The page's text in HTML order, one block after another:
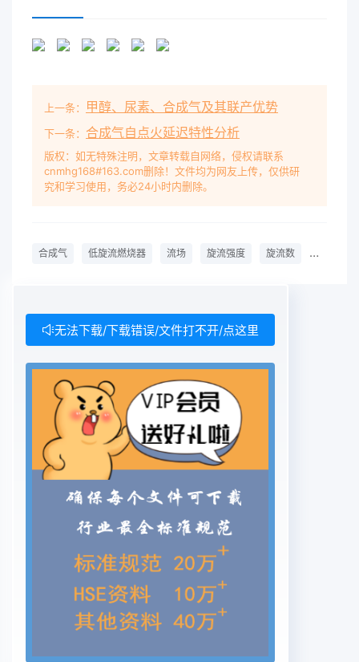
随中心射流速度的增大,径向速度成正比增大,湍动能
Burner and Analysis on the Flow PatternYIN
Hang, ZHONG Shi-li, DAI Ren, CHEN Yong-chen(
School of Energy and Powering Engineering,
University of Shanghai for Science
andTechnology, Shanghai 200093,
state flow fields at differ-ent loads were
field was compared and analyzed. Results show
that when the central recirculation zone
appears, theritical swirl number has nothing to
do with the central jet velocity, and the
demarcation between high andlow swirl flow is
s=0. 7. The axial velocity, radial velocity and
turbulent kinetic energy are all symmetrical
about the burner center axis. The dimensionless
axial velocity profile along the central axis has
nothingto do with the central jet velocity(load),
and downstream the burner outlet there is a low
speed area whichis helpful to sufficient
combustion. With the rise of central jet velocity,
the radial velocity increases pro-portionally,
while the turbulent kinetic energy increases
significantlKey words: syngas; burner with low
swirling intensity; flow field; swirling intensity
上一条： 甲醇、尿素、合成气及其联产优势
下一条： 合成气自点火延迟特性分析
版权：如无特殊注明，文章转载自网络，侵权请联系
cnmhg168#163.com删除！文件均为网友上传，仅供研
究和学习使用，务必24小时内删除。
合成气 低旋流燃烧器 流场 旋流强度 旋流数 PIV技术
无法下载/下载错误/文件打不开/点这里